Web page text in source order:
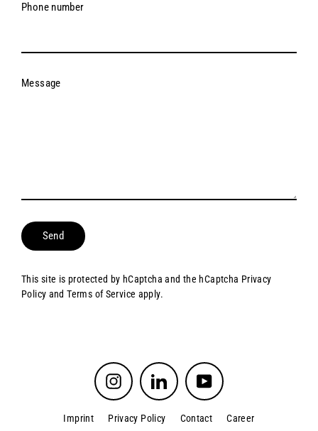
Phone number
Message
Send Send
This site is protected by hCaptcha and the hCaptcha Privacy
Policy andTerms of Service apply.
Instagram LinkedIn YouTube
Imprint Privacy Policy Contact Career